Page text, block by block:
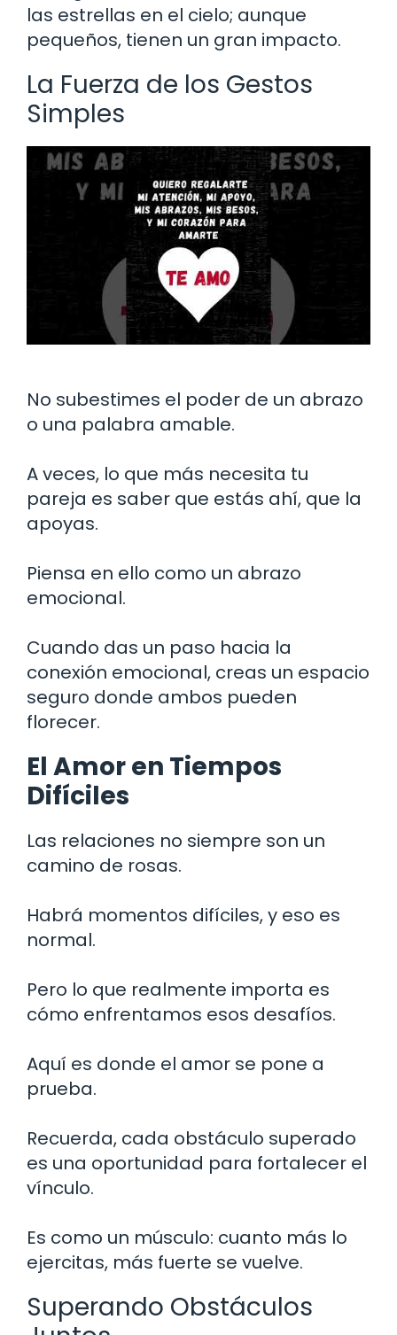
las estrellas en el cielo; aunque
pequeños, tienen un gran impacto.
La Fuerza de los Gestos
Simples
No subestimes el poder de un abrazo
o una palabra amable.
A veces, lo que más necesita tu
pareja es saber que estás ahí, que la
apoyas.
Piensa en ello como un abrazo
emocional.
Cuando das un paso hacia la
conexión emocional, creas un espacio
seguro donde ambos pueden
florecer.
El Amor en Tiempos
Difíciles
Las relaciones no siempre son un
camino de rosas.
Habrá momentos difíciles, y eso es
normal.
Pero lo que realmente importa es
cómo enfrentamos esos desafíos.
Aquí es donde el amor se pone a
prueba.
Recuerda, cada obstáculo superado
es una oportunidad para fortalecer el
vínculo.
Es como un músculo: cuanto más lo
ejercitas, más fuerte se vuelve.
Superando Obstáculos